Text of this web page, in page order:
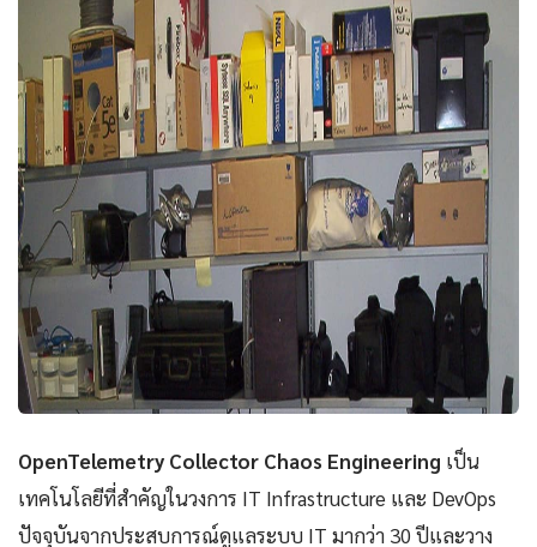
OpenTelemetry Collector Chaos Engineering เป็น
เทคโนโลยีที่สำคัญในวงการ IT Infrastructure และ DevOps
ปัจจุบันจากประสบการณ์ดูแลระบบ IT มากว่า 30 ปีและวาง